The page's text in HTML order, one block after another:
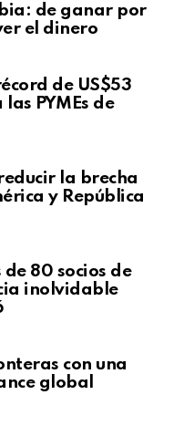
de ganar por
el dinero
Work
this postde US$53
PYMEs de
la brecha
y República
de 80 socios de
inolvidable
con una
global